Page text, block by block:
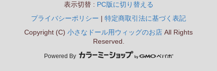
表示切替 : PC版に切り替える
プライバシーポリシー | 特定商取引法に基づく表記
Copyright (C) 小さなドール用ウィッグのお店 All Rights
Reserved.
Powered By